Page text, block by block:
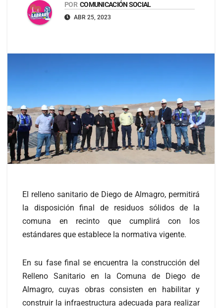
POR COMUNICACIÓN SOCIAL
ABR 25, 2023
El relleno sanitario de Diego de Almagro, permitirá
la disposición final de residuos sólidos de la
comuna en recinto que cumplirá con los
estándares que establece la normativa vigente.
En su fase final se encuentra la construcción del
Relleno Sanitario en la Comuna de Diego de
Almagro, cuyas obras consisten en habilitar y
construir la infraestructura adecuada para realizar